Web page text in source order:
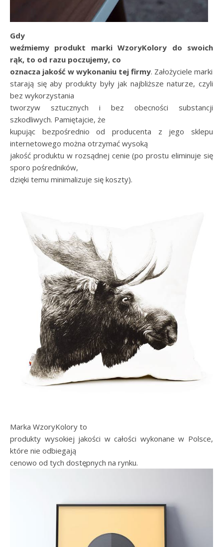
Gdy
weźmiemy produkt marki WzoryKolory do swoich
rąk, to od razu poczujemy, co
oznacza jakość w wykonaniu tej firmy. Założyciele marki
starają się aby produkty były jak najbliższe naturze, czyli
bez wykorzystania
tworzyw sztucznych i bez obecności substancji
szkodliwych. Pamiętajcie, że
kupując bezpośrednio od producenta z jego sklepu
internetowego można otrzymać wysoką
jakość produktu w rozsądnej cenie (po prostu eliminuje się
sporo pośredników,
dzięki temu minimalizuje się koszty).
Marka WzoryKolory to
produkty wysokiej jakości w całości wykonane w Polsce,
które nie odbiegają
cenowo od tych dostępnych na rynku.